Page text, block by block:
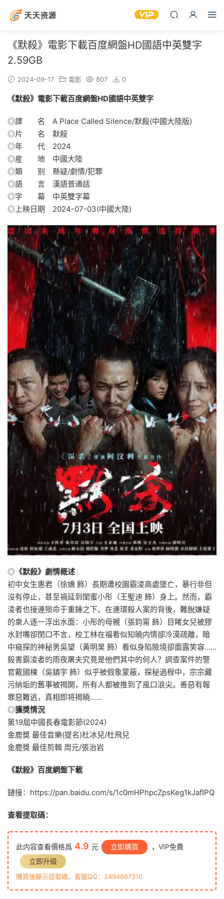
《默殺》電影下載百度網盤HD國語中英雙字
2.59GB
2024-09-17 電影 807 0
《默殺》電影下載百度網盤HD國語中英雙字
◎譯 名 A Place Called Silence/默殺(中國大陸版)
◎片 名 默殺
◎年 代 2024
◎産 地 中國大陸
◎類 别 懸疑/劇情/犯罪
◎語 言 漢語普通話
◎字 幕 中英雙字幕
◎上映日期 2024-07-03(中國大陸)
◎ 《默殺》劇情概述
初中女生惠君（徐嬌 飾）長期遭校園霸淩高處墜亡，暴行非但
沒有停止，甚至禍延到閨蜜小彤（王聖迪 飾）身上。然而，霸
淩者也接連殒命于重錘之下。在連環殺人案的背後，難脫嫌疑
的衆人逐一浮出水面：小彤的母親（張鈞甯 飾）目睹女兒被膠
水封嘴卻閉口不言，校工林在福看似知曉内情卻冷漠疏離，暗
中窺探的神秘男吳望（黃明昊 飾）看似身陷險境卻面露笑容……
殺害霸淩者的雨夜屠夫究竟是他們其中的何人？調查案件的警
官戴國棟（吳鎮宇 飾）似乎被假象蒙蔽，探秘過程中，宗宗藏
污納垢的舊事被揭開，所有人都被推到了風口浪尖。善惡有報
罪惡難逃，真相即将揭曉……
◎獲獎情況
第19屆中國長春電影節(2024)
金鹿獎 最佳音樂(提名)杜冰兒/杜飛兒
金鹿獎 最佳剪輯 周元/張治岩
《默殺》百度網盤下載
鏈接：https://pan.baidu.com/s/1c0mHPhpcZpsKeg1kJafIPQ
查看提取碼：
此内容查看價格爲 4.9 元 立即購買
，VIP免費
立即升級
購買後顯示提取碼，客服QQ：2494867310